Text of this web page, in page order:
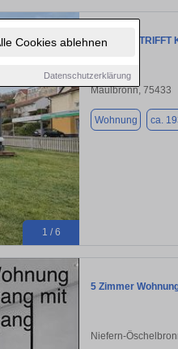
Cookies ablehnen
Datenschutzerklärung
1 / 6
ELEGANZ TRIFFT
Maulbronn, 75433
Wohnung ca.
5 Zimmer
Niefern-